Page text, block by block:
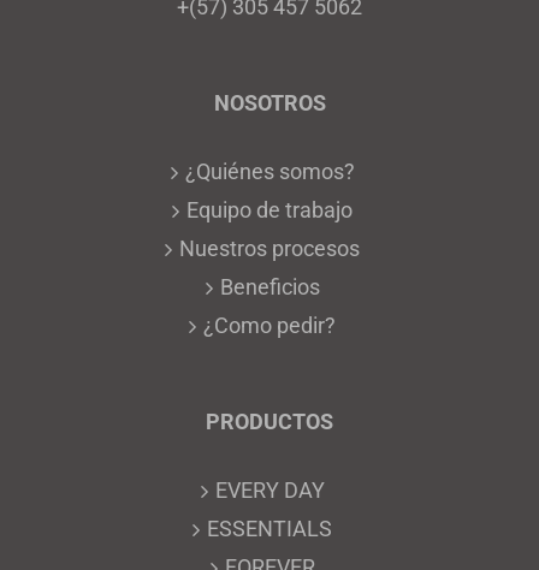
+(57) 305 457 5062
NOSOTROS
¿Quiénes somos?
Equipo de trabajo
Nuestros procesos
Beneficios
¿Como pedir?
PRODUCTOS
EVERY DAY
ESSENTIALS